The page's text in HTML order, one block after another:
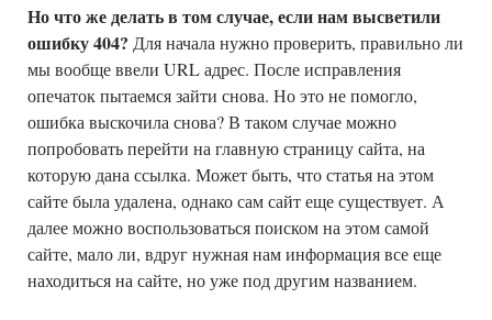
Но что же делать в том случае, если нам высветили
ошибку 404? Для начала нужно проверить, правильно ли
мы вообще ввели URL адрес. После исправления
опечаток пытаемся зайти снова. Но это не помогло,
ошибка выскочила снова? В таком случае можно
попробовать перейти на главную страницу сайта, на
которую дана ссылка. Может быть, что статья на этом
сайте была удалена, однако сам сайт еще существует. А
далее можно воспользоваться поиском на этом самой
сайте, мало ли, вдруг нужная нам информация все еще
находиться на сайте, но уже под другим названием.